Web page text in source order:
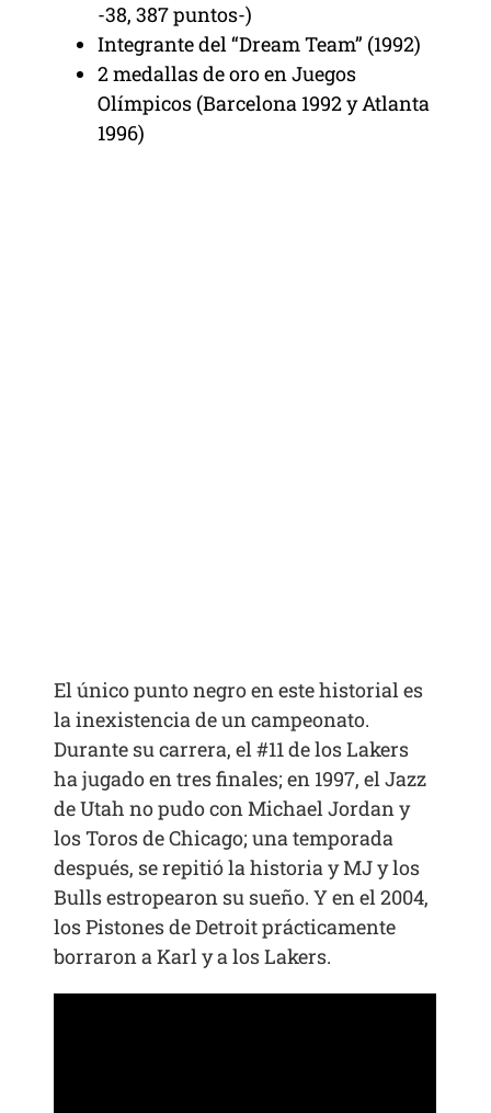
-38, 387 puntos-)
Integrante del “Dream Team” (1992)
2 medallas de oro en Juegos
Olímpicos (Barcelona 1992 y Atlanta
1996)
El único punto negro en este historial es
la inexistencia de un campeonato.
Durante su carrera, el #11 de los Lakers
ha jugado en tres finales; en 1997, el Jazz
de Utah no pudo con Michael Jordan y
los Toros de Chicago; una temporada
después, se repitió la historia y MJ y los
Bulls estropearon su sueño. Y en el 2004,
los Pistones de Detroit prácticamente
borraron a Karl y a los Lakers.